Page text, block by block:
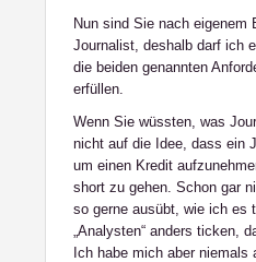
Nun sind Sie nach eigenem
Journalist, deshalb darf ich
die beiden genannten
erfüllen.
Wenn Sie wüssten, was
nicht auf die Idee, dass ein
um einen Kredit
short zu gehen. Schon gar
so gerne ausübt, wie ich es
„Analysten“ anders ticken,
Ich habe mich aber